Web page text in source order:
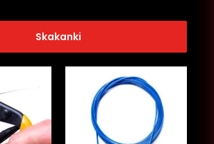
Skakanki